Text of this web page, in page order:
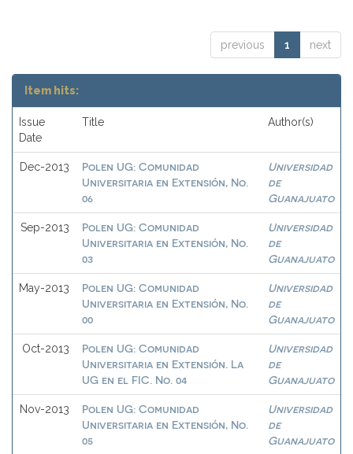
previous 1 next
Item hits:
Issue
Date
Title Author(s)
Dec-2013
Polen UG: Comunidad
Universitaria en Extensión, No.
06
Universidad
de
Guanajuato
Sep-2013
Polen UG: Comunidad
Universitaria en Extensión, No.
03
Universidad
de
Guanajuato
May-2013
Polen UG: Comunidad
Universitaria en Extensión, No.
00
Universidad
de
Guanajuato
Oct-2013
Polen UG: Comunidad
Universitaria en Extensión. La
UG en el FIC. No. 04
Universidad
de
Guanajuato
Nov-2013
Polen UG: Comunidad
Universitaria en Extensión, No.
05
Universidad
de
Guanajuato